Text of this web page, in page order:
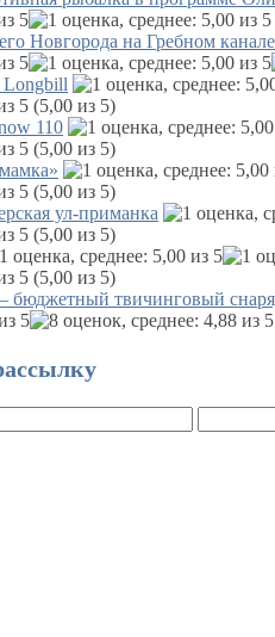
Новгорода на Гребном
Longbill
(5,00 из 5)
110
(5,00 из 5)
(5,00 из 5)
ул-приманка
(5,00 из 5)
(5,00 из 5)
бюджетный твичинговый